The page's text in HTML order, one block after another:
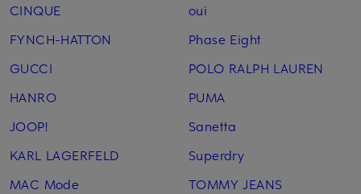
CINQUE
FYNCH-HATTON
GUCCI
HANRO
JOOP!
KARL LAGERFELD
MAC Mode
oui
Phase Eight
POLO RALPH LAUREN
PUMA
Sanetta
Superdry
TOMMY JEANS